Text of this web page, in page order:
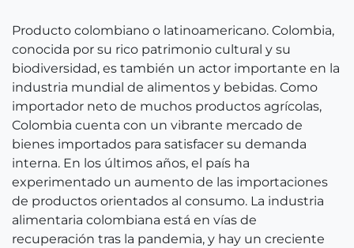
Producto colombiano o latinoamericano. Colombia,
conocida por su rico patrimonio cultural y su
biodiversidad, es también un actor importante en la
industria mundial de alimentos y bebidas. Como
importador neto de muchos productos agrícolas,
Colombia cuenta con un vibrante mercado de
bienes importados para satisfacer su demanda
interna. En los últimos años, el país ha
experimentado un aumento de las importaciones
de productos orientados al consumo. La industria
alimentaria colombiana está en vías de
recuperación tras la pandemia, y hay un creciente